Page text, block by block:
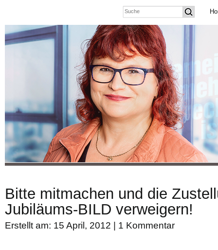
Bitte mitmachen und die
Jubiläums-BILD verweigern!
Erstellt am: 15 April, 2012 | 1 Kommentar